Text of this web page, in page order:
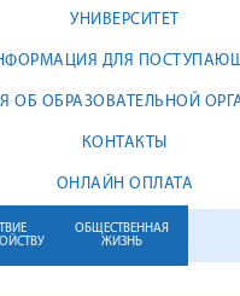
УНИВЕРСИТЕТ
ДЛЯ
ОБ ОБРАЗОВАТЕЛЬНОЙ
КОНТАКТЫ
ОНЛАЙН ОПЛАТА
ОБЩЕСТВЕННАЯ
ЖИЗНЬ